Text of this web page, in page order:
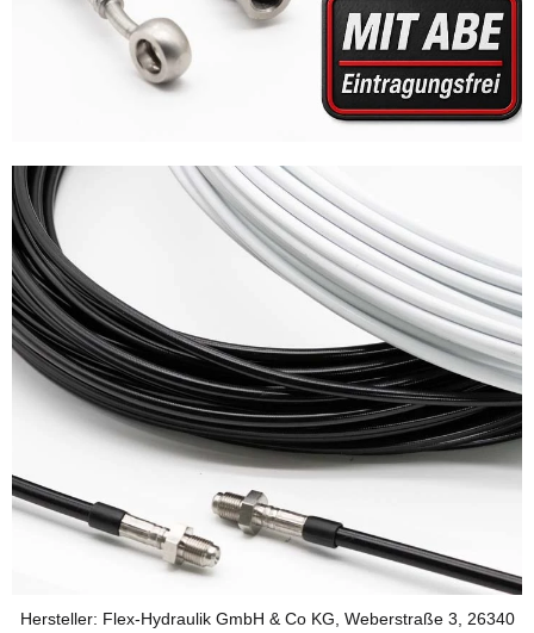
Hersteller: Flex-Hydraulik GmbH & Co KG, Weberstraße 3, 26340